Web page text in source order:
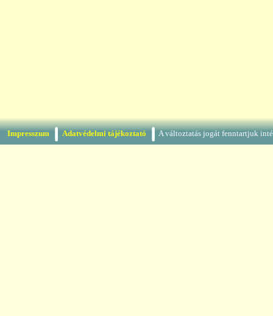
Impresszum Adatvédelmi tájékoztató A változtatás jogát fenntartjuk